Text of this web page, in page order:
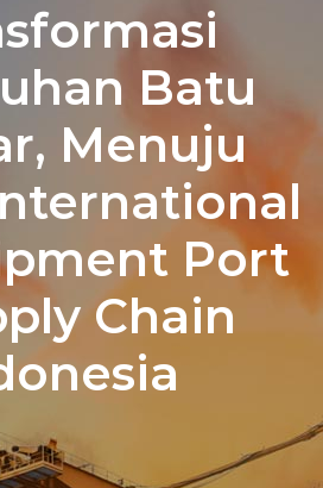
Batu
Menuju
Port
Chain